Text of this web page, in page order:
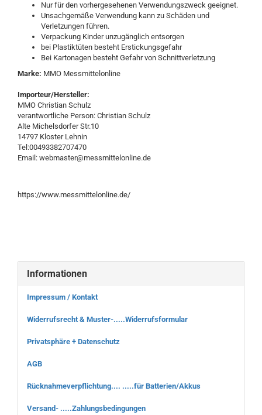
Nur für den vorhergesehenen Verwendungszweck geeignet.
Unsachgemäße Verwendung kann zu Schäden und
Verletzungen führen.
Verpackung Kinder unzugänglich entsorgen
bei Plastiktüten besteht Erstickungsgefahr
Bei Kartonagen besteht Gefahr von Schnittverletzung
Marke: MMO Messmittelonline
Importeur/Hersteller:
MMO Christian Schulz
verantwortliche Person: Christian Schulz
Alte Michelsdorfer Str.10
14797 Kloster Lehnin
Tel:00493382707470
Email: webmaster@messmittelonline.de
https://www.messmittelonline.de/
Informationen
Impressum / Kontakt
Widerrufsrecht & Muster-.....Widerrufsformular
Privatsphäre + Datenschutz
AGB
Rücknahmeverpflichtung.... .....für Batterien/Akkus
Versand- .....Zahlungsbedingungen